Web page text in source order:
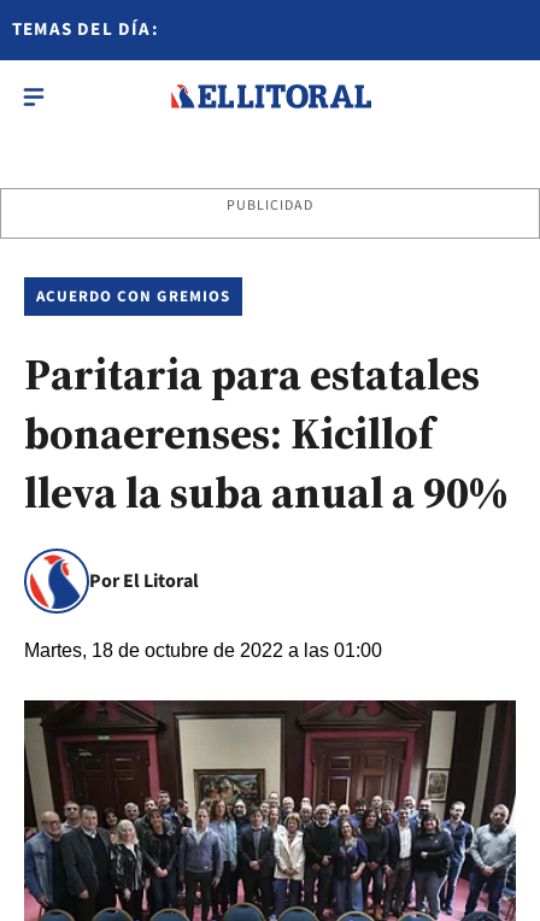
TEMAS DEL DÍA:
PUBLICIDAD
ACUERDO CON GREMIOS
Paritaria para estatales
bonaerenses: Kicillof
lleva la suba anual a 90%
Por El Litoral
Martes, 18 de octubre de 2022 a las 01:00